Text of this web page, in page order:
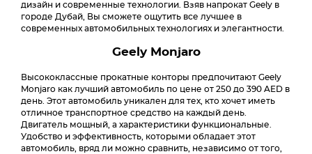
дизайн и современные технологии. Взяв напрокат Geely в
городе Дубай, Вы сможете ощутить все лучшее в
современных автомобильных технологиях и элегантности.
Geely Monjaro
Высококлассные прокатные конторы предпочитают Geely
Monjaro как лучший автомобиль по цене от 250 до 390 AED в
день. Этот автомобиль уникален для тех, кто хочет иметь
отличное транспортное средство на каждый день.
Двигатель мощный, а характеристики функциональные.
Удобство и эффективность, которыми обладает этот
автомобиль, вряд ли можно сравнить, независимо от того,